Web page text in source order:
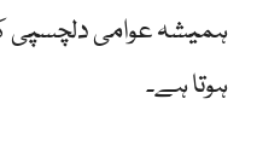
ہمیشہ عوامی دلچسپی کا
ہوتا ہے۔